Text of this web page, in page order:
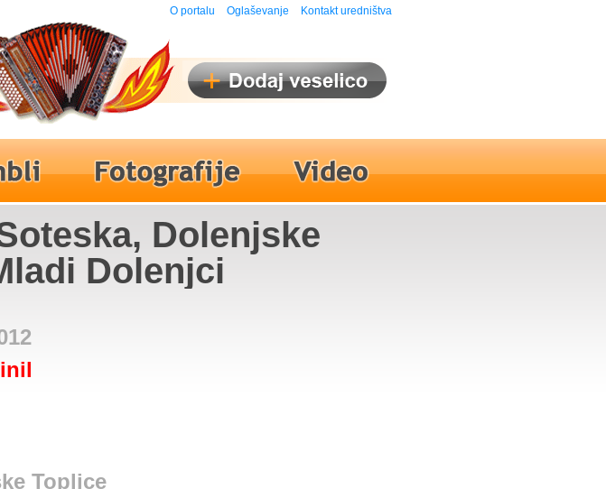
O portalu Oglaševanje Kontakt uredništva
Dolenjske
Dolenjci
Toplice